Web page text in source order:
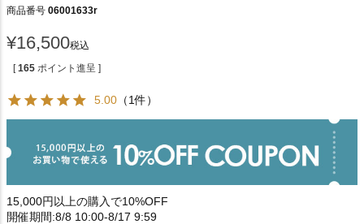
商品番号 06001633r
¥16,500税込
[ 165 ポイント進呈 ]
5.00 （1件）
15,000円以上の購入で10%OFF
開催期間:8/8 10:00-8/17 9:59